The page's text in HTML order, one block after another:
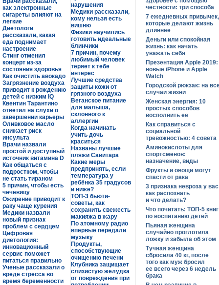
честности: три способа
7 ежедневных привычек,
которые делают жизнь
длиннее
Деньги или спокойная
жизнь: как начать
уважать себя
Презентация Apple 2019:
новые iPhone и Apple
Watch
Городской рюкзак: на
случаи жизни
Женская энергия: 10
простых способов
восполнить ее
Как справиться с
социальной
тревожностью: 4 совета
Аминокислоты для
спортсменов:
назначение, виды
Фрукты и овощи могут
спасти от рака
3 признака невроза у
как распознать
и что делать?
Что почитать: ТОП-5 книг
по воспитанию детей
Пьяная женщина
случайно проглотила
ложку и забыла об этом
Тучная женщина
сбросила 40 кг, после
того как муж бросил
ее всего через 6 недель
брака
как электронные
сигареты влияют на
легкие
Диетологи
рассказали, какая
еда поднимает
настроение
Стинг отменил
концерт из-за
состояния здоровья
Как очистить авокадо
Загрязнение воздуха
приводит к рождению
детей с низким IQ
Квентин Тарантино
ответил на слухи о
завершении карьеры
Оливковое масло
снижает риск
инсульта
Врачи назвали
простой и доступный
источник витамина D
Как общаться с
подростком, чтобы
не стать тираном
5 причин, чтобы есть
чечевицу
Ожирение приводит к
раку чаще курения
Медики назвали
новый признак
проблем с сердцем
Цифровая
диетология:
инновационный
сервис поможет
питаться правильно
Ученые рассказали о
вреде стресса во
время беременности
нарушения
Медики рассказали,
кому нельзя есть
вишню
Физики научились
готовить идеальные
блинчики
7 причин, почему
любимый человек
теряет к тебе
интерес
Лучшие средства
защиты кожи от
грязного воздуха
Веганское питание
для малыша,
склонного к
аллергии
Когда начинать
учить дочь
краситься
Названы лучшие
пляжи Савитара
Какие меры
предпринять, если
температура у
ребёнка 35 градусов
и ниже?
ТОП-3 бьюти-
советы, как
сохранить свежесть
макияжа в жару
По атомному радио
впервые передали
музыку
Продукты,
способствующие
очищению печени
Клубника защищает
слизистую желудка
от повреждения при